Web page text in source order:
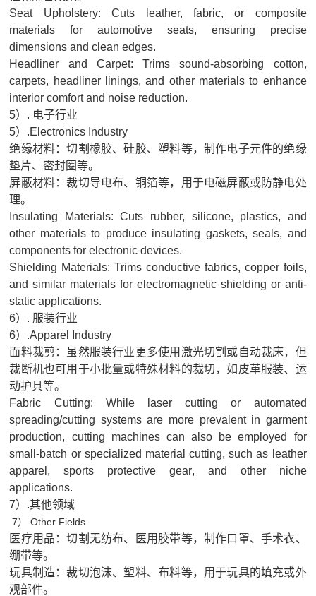
注
塑
手
Seat Upholstery: Cuts leather, fabric, or composite
materials for automotive seats, ensuring precise
dimensions and clean edges.
Headliner and Carpet: Trims sound-absorbing cotton,
carpets, headliner linings, and other materials to enhance
interior comfort and noise reduction.
5）. 电子行业
5）.Electronics Industry
绝缘材料：切割橡胶、硅胶、塑料等，制作电子元件的绝缘
垫片、密封圈等。
屏蔽材料：裁切导电布、铜箔等，用于电磁屏蔽或防静电处
理。
Insulating Materials: Cuts rubber, silicone, plastics, and
other materials to produce insulating gaskets, seals, and
components for electronic devices.
Shielding Materials: Trims conductive fabrics, copper foils,
and similar materials for electromagnetic shielding or anti-
static applications.
6）. 服装行业
6）.Apparel Industry
面料裁剪：虽然服装行业更多使用激光切割或自动裁床，但
裁断机也可用于小批量或特殊材料的裁切，如皮革服装、运
动护具等。
Fabric Cutting: While laser cutting or automated
spreading/cutting systems are more prevalent in garment
production, cutting machines can also be employed for
small-batch or specialized material cutting, such as leather
apparel, sports protective gear, and other niche
applications.
7）.其他领域
7） .Other Fields
医疗用品：切割无纺布、医用胶带等，制作口罩、手术衣、
绷带等。
玩具制造：裁切泡沫、塑料、布料等，用于玩具的填充或外
观部件。